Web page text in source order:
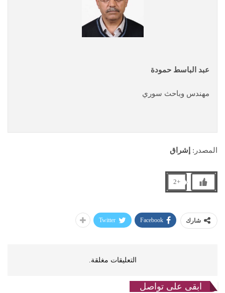
عبد الباسط حمودة
مهندس وباحث سوري
المصدر: إشراق
+2
شارك Facebook
Twitter
التعليقات مغلقة.
ابقى على تواصل